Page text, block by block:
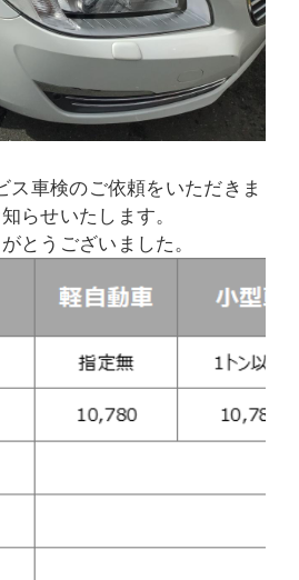
ス車検のご依頼をいただきま
知らせいたします。
とうございました。